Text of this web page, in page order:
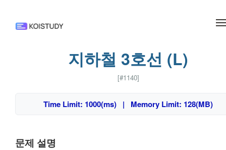
지하철 3호선 (L)
[#1140]
Time Limit: 1000(ms) | Memory Limit: 128(MB)
문제 설명